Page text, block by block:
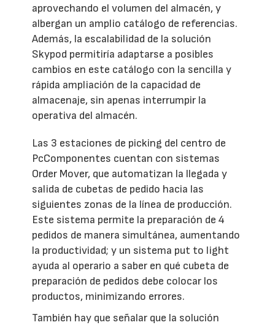
aprovechando el volumen del almacén, y
albergan un amplio catálogo de referencias.
Además, la escalabilidad de la solución
Skypod permitiría adaptarse a posibles
cambios en este catálogo con la sencilla y
rápida ampliación de la capacidad de
almacenaje, sin apenas interrumpir la
operativa del almacén.
Las 3 estaciones de picking del centro de
PcComponentes cuentan con sistemas
Order Mover, que automatizan la llegada y
salida de cubetas de pedido hacia las
siguientes zonas de la línea de producción.
Este sistema permite la preparación de 4
pedidos de manera simultánea, aumentando
la productividad; y un sistema put to light
ayuda al operario a saber en qué cubeta de
preparación de pedidos debe colocar los
productos, minimizando errores.
También hay que señalar que la solución